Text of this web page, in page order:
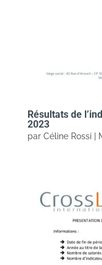
Résultats de
2023
par Céline Rossi|